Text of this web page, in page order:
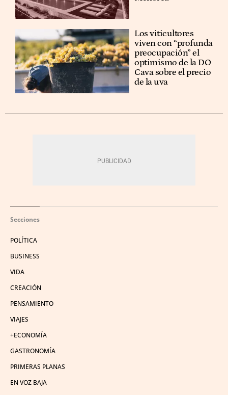
Los viticultores
viven con “profunda
preocupación” el
optimismo de la DO
Cava sobre el precio
de la uva
Secciones
POLÍTICA
BUSINESS
VIDA
CREACIÓN
PENSAMIENTO
VIAJES
+ECONOMÍA
GASTRONOMÍA
PRIMERAS PLANAS
EN VOZ BAJA